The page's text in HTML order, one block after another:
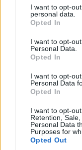
not limited to your
grant or deny
use your data for
consent section.
I want to opt-
personal data.
Opted In
I want to opt-
Personal Data.
Opted In
I want to opt-
Personal Data
Opted In
I want to opt-
Retention,
Personal Data
Purposes for
Opted Out
a Firefox
Kedvencekhez
Hajdú Gábor|2025
A Firefox végre
rendszert,
munkát a